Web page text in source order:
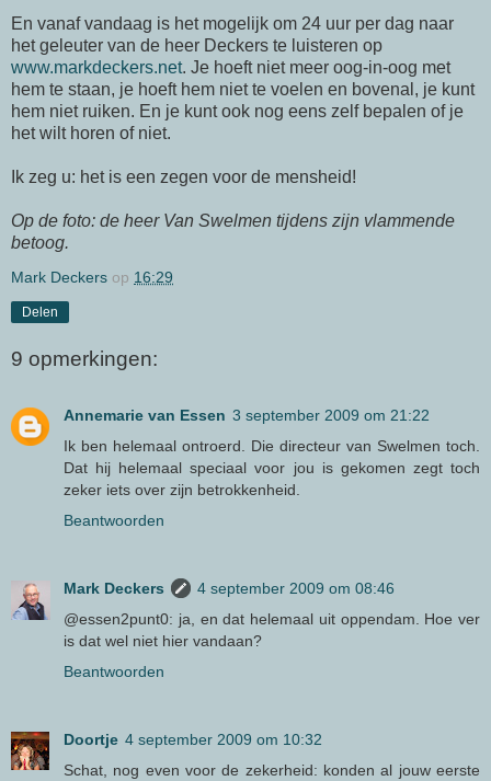
En vanaf vandaag is het mogelijk om 24 uur per dag naar
het geleuter van de heer Deckers te luisteren op
www.markdeckers.net. Je hoeft niet meer oog-in-oog met
hem te staan, je hoeft hem niet te voelen en bovenal, je kunt
hem niet ruiken. En je kunt ook nog eens zelf bepalen of je
het wilt horen of niet.
Ik zeg u: het is een zegen voor de mensheid!
Op de foto: de heer Van Swelmen tijdens zijn vlammende
betoog.
Mark Deckers op 16:29
Delen
9 opmerkingen:
Annemarie van Essen 3 september 2009 om 21:22
Ik ben helemaal ontroerd. Die directeur van Swelmen toch.
Dat hij helemaal speciaal voor jou is gekomen zegt toch
zeker iets over zijn betrokkenheid.
Beantwoorden
Mark Deckers
4 september 2009 om 08:46
@essen2punt0: ja, en dat helemaal uit oppendam. Hoe ver
is dat wel niet hier vandaan?
Beantwoorden
Doortje 4 september 2009 om 10:32
Schat, nog even voor de zekerheid: konden al jouw eerste